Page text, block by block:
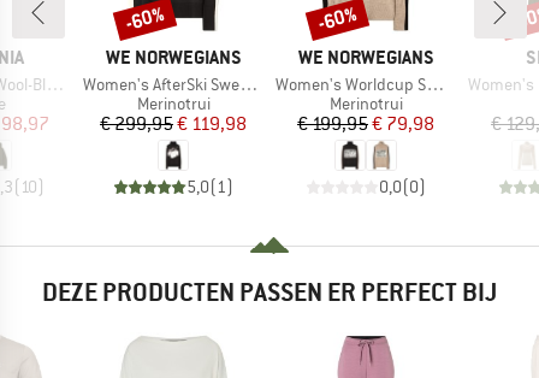
Sweater
prijs
( 10)
MERK
WE NORWEGIANS
Artikel
Women's AfterSki Sweater
Productgroep
Merinotrui
Prijs
€ 299,95Verlaagde prijs
€ 119,98
5,0( 1)
Korting
-60%
MERK
WE NORWEGIANS
Artikel
Women's Worldcup Sweater
Productgroep
Merinotrui
Prijs
€ 199,95Verlaagde prijs
€ 79,98
0,0(0)
Korting
-60%
Artikel
Women's
€
-
DEZE PRODUCTEN PASSEN ER PERFECT BIJ